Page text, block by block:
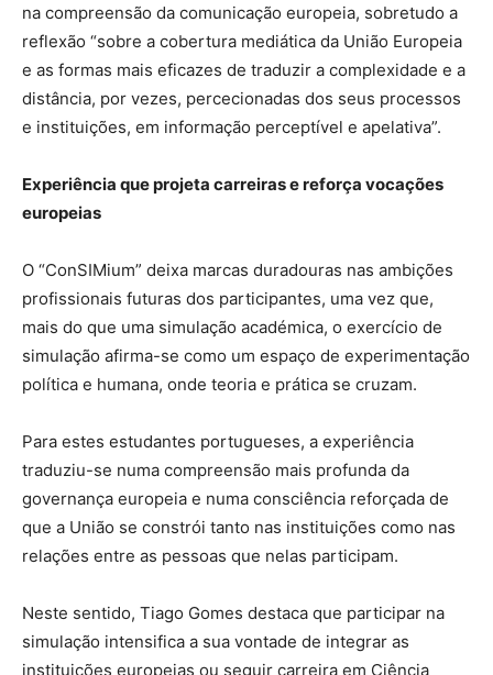
na compreensão da comunicação europeia, sobretudo a
reflexão “sobre a cobertura mediática da União Europeia
e as formas mais eficazes de traduzir a complexidade e a
distância, por vezes, percecionadas dos seus processos
e instituições, em informação perceptível e apelativa”.
Experiência que projeta carreiras e reforça vocações
europeias
O “ConSIMium” deixa marcas duradouras nas ambições
profissionais futuras dos participantes, uma vez que,
mais do que uma simulação académica, o exercício de
simulação afirma-se como um espaço de experimentação
política e humana, onde teoria e prática se cruzam.
Para estes estudantes portugueses, a experiência
traduziu-se numa compreensão mais profunda da
governança europeia e numa consciência reforçada de
que a União se constrói tanto nas instituições como nas
relações entre as pessoas que nelas participam.
Neste sentido, Tiago Gomes destaca que participar na
simulação intensifica a sua vontade de integrar as
instituições europeias ou seguir carreira em Ciência